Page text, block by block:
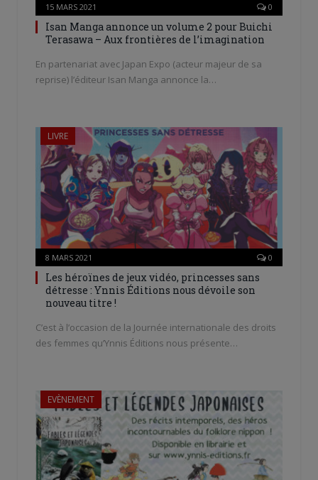
15 MARS 2021 0
Isan Manga annonce un volume 2 pour Buichi
Terasawa – Aux frontières de l’imagination
En partenariat avec Japan Expo (acteur majeur de sa
reprise) l’éditeur Isan Manga annonce la…
LIVRE
8 MARS 2021 0
Les héroïnes de jeux vidéo, princesses sans
détresse : Ynnis Éditions nous dévoile son
nouveau titre !
C’est à l’occasion de la Journée internationale des droits
des femmes qu’Ynnis Éditions nous présente…
EVÈNEMENT